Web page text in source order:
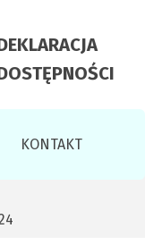
KONTAKT